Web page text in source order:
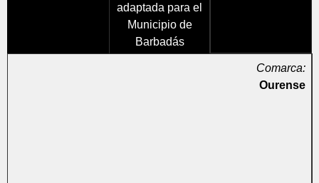
adaptada para el
Municipio de
Barbadás
Comarca:
Ourense